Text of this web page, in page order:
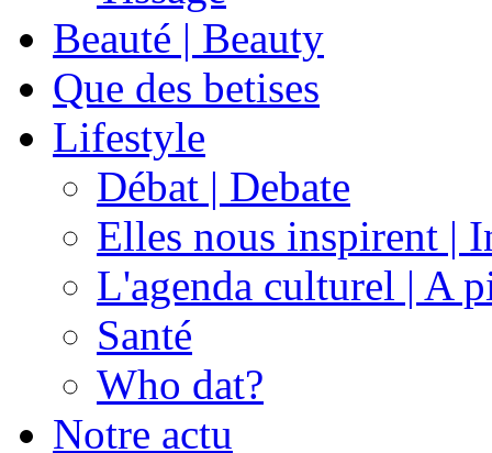
Beauté | Beauty
Que des betises
Lifestyle
Débat | Debate
Elles nous inspirent |
L'agenda culturel | A
Santé
Who dat?
Notre actu